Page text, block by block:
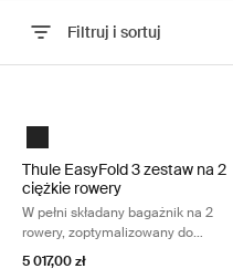
Filtruj i sortuj
Black
Thule EasyFold 3 zestaw na 2
ciężkie rowery
W pełni składany bagażnik na 2
rowery, zoptymalizowany do
ciężkich e-bike'ów
5 017,00 zł